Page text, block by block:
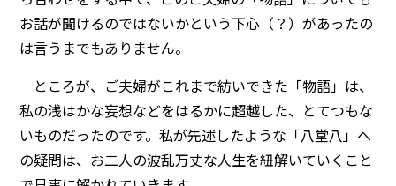
お話が聞けるのではないかという下心（？）があったの
は言うまでもありません。
ところが、ご夫婦がこれまで紡いできた「物語」は、
私の浅はかな妄想などをはるかに超越した、とてつもな
いものだったのです。私が先述したような「八堂八」へ
の疑問は、お二人の波乱万丈な人生を紐解いていくこと